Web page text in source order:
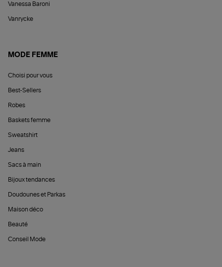
Vanessa Baroni
Vanrycke
MODE FEMME
Choisi pour vous
Best-Sellers
Robes
Baskets femme
Sweatshirt
Jeans
Sacs à main
Bijoux tendances
Doudounes et Parkas
Maison déco
Beauté
Conseil Mode